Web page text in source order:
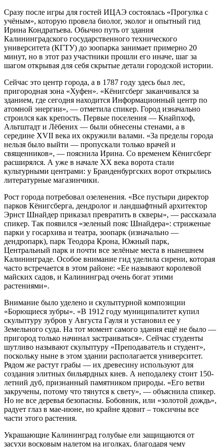
Сразу после игры для гостей ИЦАЭ состоялась «Прогулка с
учёным», которую провела биолог, эколог и опытный гид
Ирина Кондратьева. Обычно путь от здания
Калининградского государственного технического
университета (КГТУ) до зоопарка занимает примерно 20
минут, но в этот раз участники прошли его иначе, шаг за
шагом открывая для себя скрытые детали городской истории.
Сейчас это центр города, а в 1787 году здесь был лес,
пригородная зона «Хуфен». «Кёнигсберг заканчивался за
зданием, где сегодня находится Информационный центр по
атомной энергии», — отметила спикер. Город изначально
строился как крепость. Первые поселения — Кнайпхоф,
Альтштадт и Лёбених — были обнесены стенами, а в
середине XVII века их окружили валами. «За пределы города
нельзя было выйти — пропускали только врачей и
священников», — пояснила Ирина. Со временем Кёнигсберг
расширялся. А уже в начале XX века ворота стали
культурными центрами: у Бранденбургских ворот открылись
литературные магазинчики.
Рост города потребовал озеленения. «Все пустыри директор
парков Кёнигсберга, дендролог и ландшафтный архитектор
Эрнст Шнайдер приказал превратить в скверы», — рассказала
спикер. Так появился «зеленый пояс Шнайдера»: стриженые
парки у госархива и театра, зоопарк (изначально —
дендропарк), парк Теодора Крона, Южный парк,
Центральный парк и почти все зелёные места в нынешнем
Калининграде. Особое внимание гид уделила сирени, которая
часто встречается в этом районе: «Ее называют королевой
майских садов, и Калининград очень богат этими
растениями».
Внимание было уделено и скульптурной композиции
«Борющиеся зубры». «В 1912 году муниципалитет купил
скульптуру зубров у Августа Гауля и установил ее у
Земельного суда. На тот момент самого здания ещё не было —
пригород только начинал застраиваться». Сейчас студенты
шутливо называют скульптуру «Преподаватель и студент»,
поскольку ныне в этом здании располагается университет.
Рядом же растут грабы — их древесину используют для
создания элитных бильярдных киев. А неподалеку стоит 150-
летний дуб, признанный памятником природы. «Его ветви
закручены, потому что тянутся к свету», — объяснила спикер.
Но не все деревья безопасны. Бобовник, или «золотой дождь»,
радует глаз в мае-июне, но крайне ядовит – токсичны все
части этого растения.
Украшающие Калининград голубые ели защищаются от
засухи восковым налетом на иголках, благодаря чему